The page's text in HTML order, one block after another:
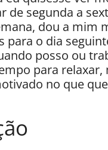
segunda a
dou a mim
o dia
posso ou
para
no que